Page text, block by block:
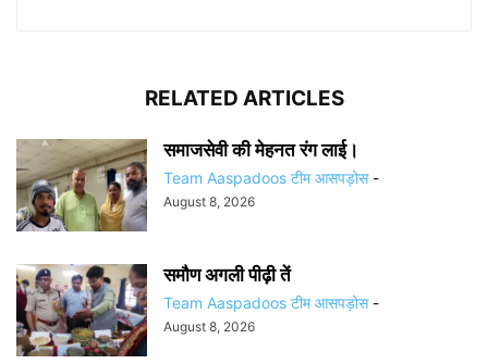
RELATED ARTICLES
समाजसेवी की मेहनत रंग लाई।
Team Aaspadoos टीम आसपड़ोस -
August 8, 2026
समौण अगली पीढ़ी तें
Team Aaspadoos टीम आसपड़ोस -
August 8, 2026